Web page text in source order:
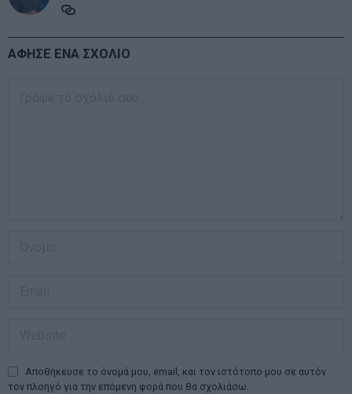
ΑΦΗΣΕ ΕΝΑ ΣΧΟΛΙΟ
Αποθήκευσε το όνομά μου, email, και τον ιστότοπο μου σε αυτόν
τον πλοηγό για την επόμενη φορά που θα σχολιάσω.